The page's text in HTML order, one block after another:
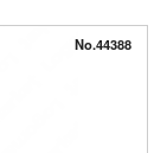
No.44388